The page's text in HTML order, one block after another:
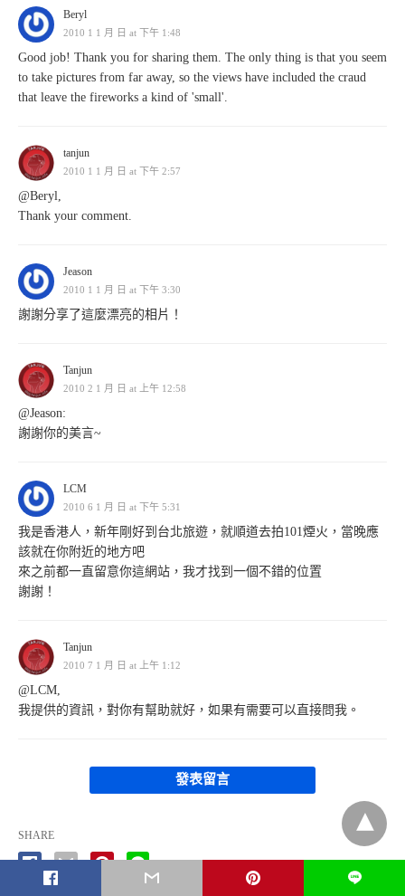
Beryl
2010 1 1 月 日 at 下午 1:48
Good job! Thank you for sharing them. The only thing is that you seem
to take pictures from far away, so the views have included the craud
that leave the fireworks a kind of 'small'.
tanjun
2010 1 1 月 日 at 下午 2:57
@Beryl,
Thank your comment.
Jeason
2010 1 1 月 日 at 下午 3:30
謝謝分享了這麼漂亮的相片！
Tanjun
2010 2 1 月 日 at 上午 12:58
@Jeason:
謝謝你的美言~
LCM
2010 6 1 月 日 at 下午 5:31
我是香港人，新年剛好到台北旅遊，就順道去拍101煙火，當晚應
該就在你附近的地方吧
來之前都一直留意你這網站，我才找到一個不錯的位置
謝謝！
Tanjun
2010 7 1 月 日 at 上午 1:12
@LCM,
我提供的資訊，對你有幫助就好，如果有需要可以直接問我。
發表留言
SHARE
L